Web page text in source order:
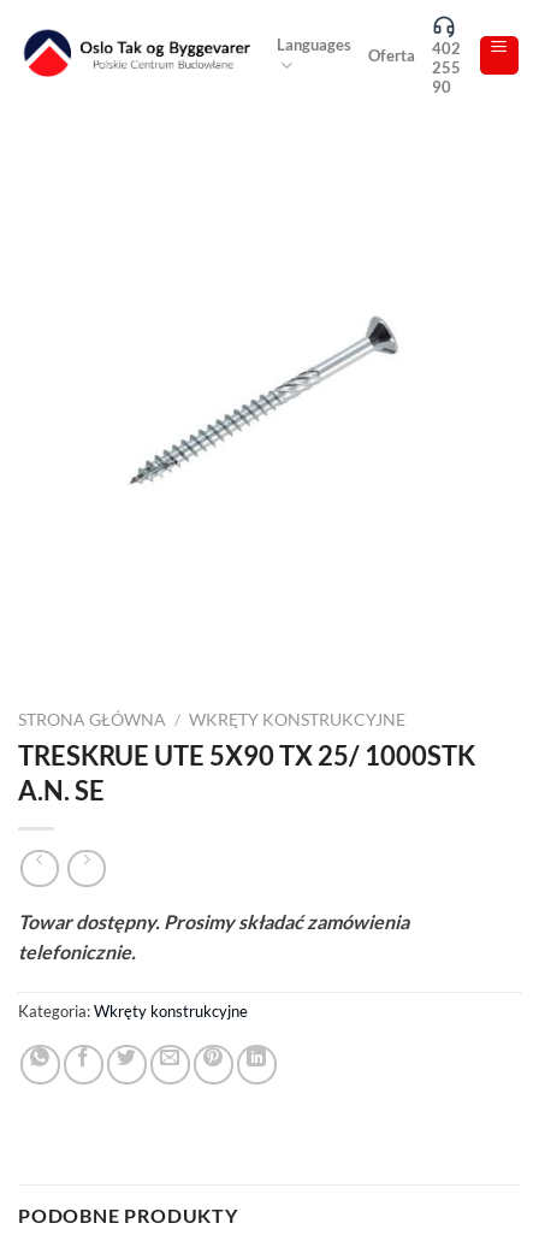
content
Languages
Oferta
402
255
90
STRONA GŁÓWNA / WKRĘTY KONSTRUKCYJNE
TRESKRUE UTE 5X90 TX 25/ 1000STK
A.N. SE
Towar dostępny. Prosimy składać zamówienia
telefonicznie.
Kategoria:Wkręty konstrukcyjne
PODOBNE PRODUKTY